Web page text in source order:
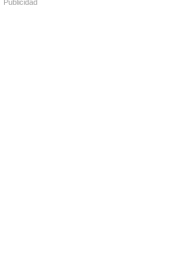
Publicidad